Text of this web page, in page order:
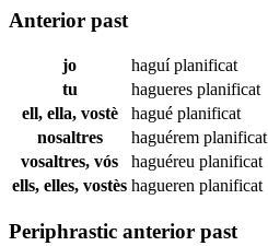
Anterior past
jo haguíplanificat
tu
hagueres planificat
ell, ella, vostè
hagué planificat
nosaltres
haguérem planificat
vosaltres, vós
haguéreu planificat
ells, elles, vostès hagueren planificat
Periphrastic anterior past